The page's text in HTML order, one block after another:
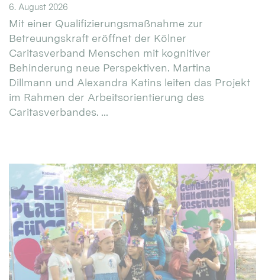
6. August 2026
Mit einer Qualifizierungsmaßnahme zur
Betreuungskraft eröffnet der Kölner
Caritasverband Menschen mit kognitiver
Behinderung neue Perspektiven. Martina
Dillmann und Alexandra Katins leiten das Projekt
im Rahmen der Arbeitsorientierung des
Caritasverbandes. ...